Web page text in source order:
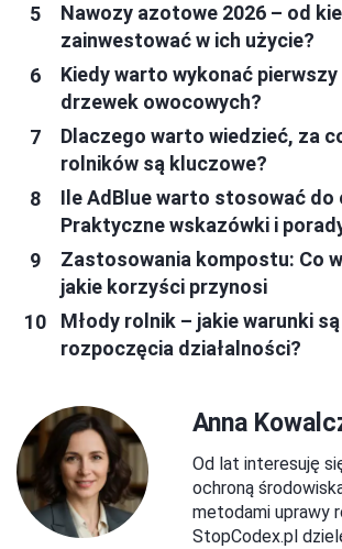
Nawozy azotowe 2026 – od
zainwestować w ich użycie?
Kiedy warto wykonać
drzewek owocowych?
Dlaczego warto wiedzieć, za
rolników są kluczowe?
Ile AdBlue warto stosować do
Praktyczne wskazówki i
Zastosowania kompostu: Co
jakie korzyści przynosi
Młody rolnik – jakie warunki
rozpoczęcia działalności?
Anna
Od lat interesuję
ochroną
metodami uprawy
StopCodex.pl